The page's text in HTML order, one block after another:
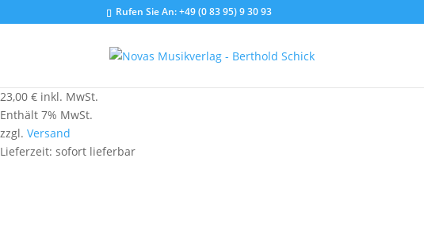
Rufen Sie An:+49 (0 83 95) 9 30 93
23,00 € inkl. MwSt.
Enthält 7% MwSt.
zzgl. Versand
Lieferzeit: sofort lieferbar